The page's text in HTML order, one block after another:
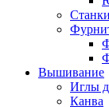
Вышивание
Иглы
Канва